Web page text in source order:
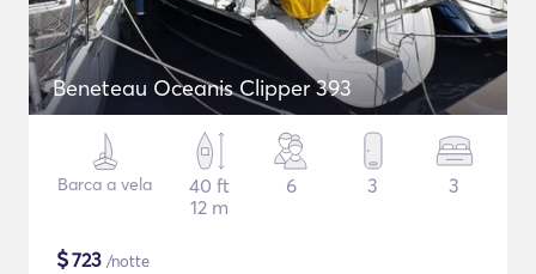
Beneteau Oceanis Clipper 393
Barca a vela
40 ft
12 m
6 3 3
$723 /notte